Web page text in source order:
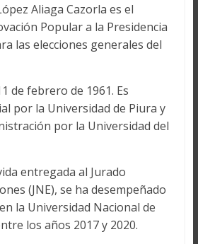
Aliaga Cazorla es el
Popular a la Presidencia
las elecciones generales del
de febrero de 1961. Es
por la Universidad de Piura y
por la Universidad del
entregada al Jurado
(JNE), se ha desempeñado
la Universidad Nacional de
los años 2017 y 2020.